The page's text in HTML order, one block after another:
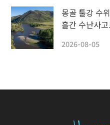
몽골 툴강 수
흘간 수난사
2026-08-05